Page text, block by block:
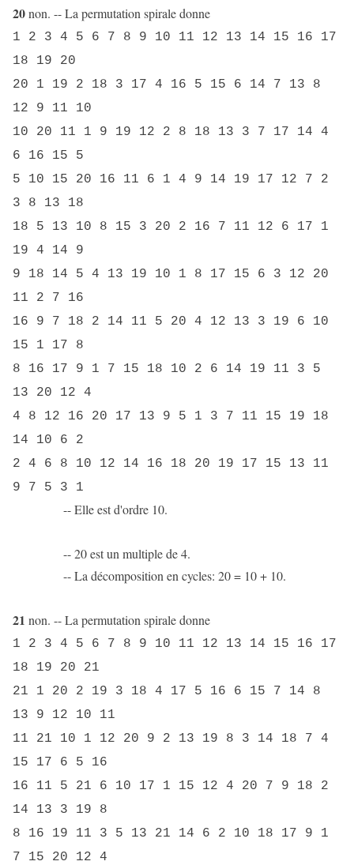
20non. -- La permutation spirale donne
1 2 3 4 5 6 7 8 9 10 11 12 13 14 15 16 17
18 19 20
20 1 19 2 18 3 17 4 16 5 15 6 14 7 13 8
12 9 11 10
10 20 11 1 9 19 12 2 8 18 13 3 7 17 14 4
6 16 15 5
5 10 15 20 16 11 6 1 4 9 14 19 17 12 7 2
3 8 13 18
18 5 13 10 8 15 3 20 2 16 7 11 12 6 17 1
19 4 14 9
9 18 14 5 4 13 19 10 1 8 17 15 6 3 12 20
11 2 7 16
16 9 7 18 2 14 11 5 20 4 12 13 3 19 6 10
15 1 17 8
8 16 17 9 1 7 15 18 10 2 6 14 19 11 3 5
13 20 12 4
4 8 12 16 20 17 13 9 5 1 3 7 11 15 19 18
14 10 6 2
2 4 6 8 10 12 14 16 18 20 19 17 15 13 11
9 7 5 3 1
-- Elle est d'ordre 10.
-- 20 est un multiple de 4.
-- La décomposition en cycles: 20 = 10 + 10.
21 non. -- La permutation spirale donne
1 2 3 4 5 6 7 8 9 10 11 12 13 14 15 16 17
18 19 20 21
21 1 20 2 19 3 18 4 17 5 16 6 15 7 14 8
13 9 12 10 11
11 21 10 1 12 20 9 2 13 19 8 3 14 18 7 4
15 17 6 5 16
16 11 5 21 6 10 17 1 15 12 4 20 7 9 18 2
14 13 3 19 8
8 16 19 11 3 5 13 21 14 6 2 10 18 17 9 1
7 15 20 12 4